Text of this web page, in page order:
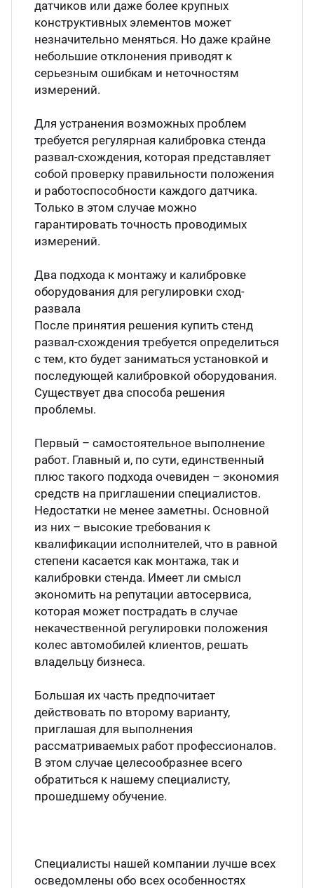
датчиков или даже более крупных
конструктивных элементов может
незначительно меняться. Но даже крайне
небольшие отклонения приводят к
серьезным ошибкам и неточностям
измерений.
Для устранения возможных проблем
требуется регулярная калибровка стенда
развал-схождения, которая представляет
собой проверку правильности положения
и работоспособности каждого датчика.
Только в этом случае можно
гарантировать точность проводимых
измерений.
Два подхода к монтажу и калибровке
оборудования для регулировки сход-
развала
После принятия решения купить стенд
развал-схождения требуется определиться
с тем, кто будет заниматься установкой и
последующей калибровкой оборудования.
Существует два способа решения
проблемы.
Первый – самостоятельное выполнение
работ. Главный и, по сути, единственный
плюс такого подхода очевиден – экономия
средств на приглашении специалистов.
Недостатки не менее заметны. Основной
из них – высокие требования к
квалификации исполнителей, что в равной
степени касается как монтажа, так и
калибровки стенда. Имеет ли смысл
экономить на репутации автосервиса,
которая может пострадать в случае
некачественной регулировки положения
колес автомобилей клиентов, решать
владельцу бизнеса.
Большая их часть предпочитает
действовать по второму варианту,
приглашая для выполнения
рассматриваемых работ профессионалов.
В этом случае целесообразнее всего
обратиться к нашему специалисту,
прошедшему обучение.
Специалисты нашей компании лучше всех
осведомлены обо всех особенностях